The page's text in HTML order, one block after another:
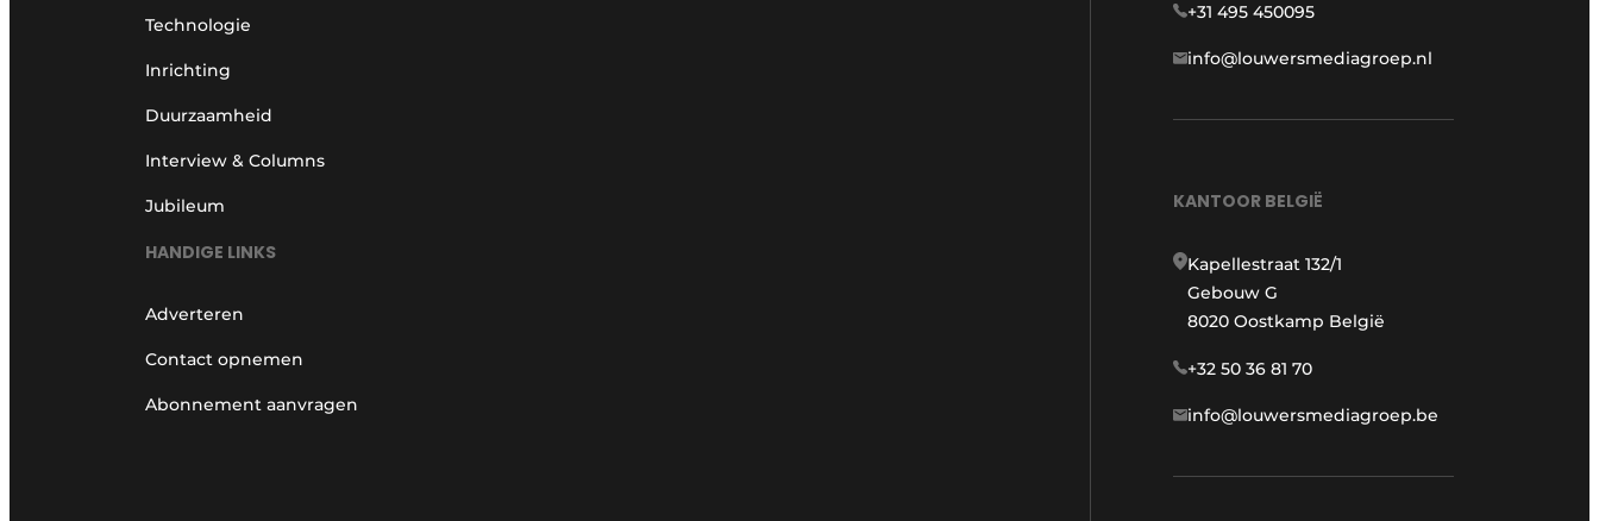
Technologie
Inrichting
Duurzaamheid
Interview & Columns
Jubileum
HANDIGE LINKS
Adverteren
Contact opnemen
Abonnement aanvragen
+31 495 450095
info@louwersmediagroep.nl
KANTOOR BELGIË
Kapellestraat 132/1
Gebouw G
8020 Oostkamp België
+32 50 36 81 70
info@louwersmediagroep.be